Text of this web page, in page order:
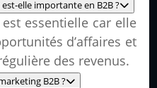
elle importante en B2B ?
essentielle car elle
d’affaires et
des revenus.
B2B ?